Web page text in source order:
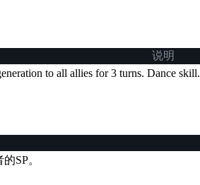
说明
to all allies for 3 turns. Dance skill.
SP。